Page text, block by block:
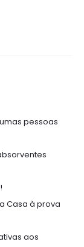
pessoas
Casa à prova
aos